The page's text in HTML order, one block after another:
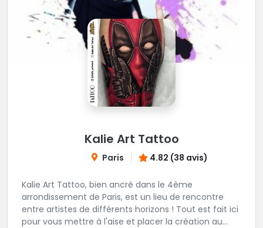
Kalie Art Tattoo
Paris 4.82 (38 avis)
Kalie Art Tattoo, bien ancré dans le 4ème
arrondissement de Paris, est un lieu de rencontre
entre artistes de différents horizons ! Tout est fait ici
pour vous mettre à l'aise et placer la création au